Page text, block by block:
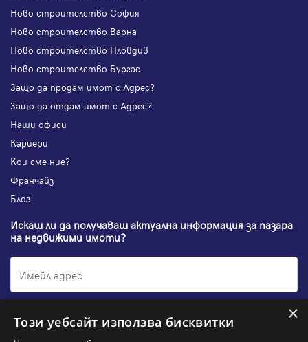
Ново строителство София
Ново строителство Варна
Ново строителство Пловдив
Ново строителство Бургас
Защо да продам имот с Адрес?
Защо да отдам имот с Адрес?
Наши офиси
Кариери
Кои сме ние?
Франчайз
Блог
Искаш ли да получаваш актуална информация за пазара
на недвижими имоти?
Абонирам се ×
Този уебсайт използва бисквитки